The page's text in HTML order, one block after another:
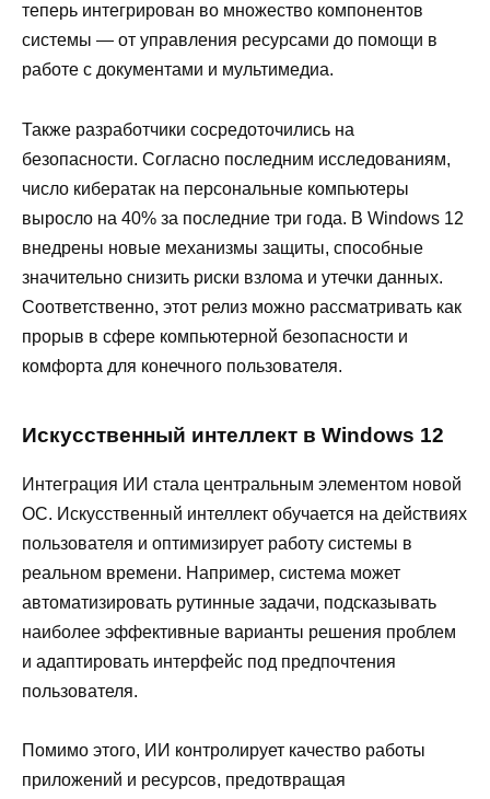
теперь интегрирован во множество компонентов
системы — от управления ресурсами до помощи в
работе с документами и мультимедиа.
Также разработчики сосредоточились на
безопасности. Согласно последним исследованиям,
число кибератак на персональные компьютеры
выросло на 40% за последние три года. В Windows 12
внедрены новые механизмы защиты, способные
значительно снизить риски взлома и утечки данных.
Соответственно, этот релиз можно рассматривать как
прорыв в сфере компьютерной безопасности и
комфорта для конечного пользователя.
Искусственный интеллект в Windows 12
Интеграция ИИ стала центральным элементом новой
ОС. Искусственный интеллект обучается на действиях
пользователя и оптимизирует работу системы в
реальном времени. Например, система может
автоматизировать рутинные задачи, подсказывать
наиболее эффективные варианты решения проблем
и адаптировать интерфейс под предпочтения
пользователя.
Помимо этого, ИИ контролирует качество работы
приложений и ресурсов, предотвращая